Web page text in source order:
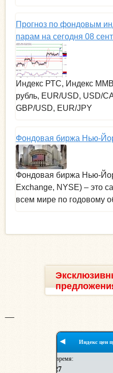
Прогноз по фондовым
парам на сегодня 08
Индекс РТС, Индекс
рубль, EUR/USD, USD/
GBP/USD, EUR/JPY
Фондовая биржа Нью-
Фондовая биржа Нью-
Exchange, NYSE) – это
всем мире по годовому